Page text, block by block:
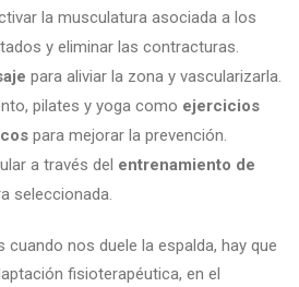
la musculatura asociada a los
y eliminar las contracturas.
para aliviar la zona y vascularizarla.
pilates y yoga como ejercicios
para mejorar la prevención.
a través del entrenamiento de
seleccionada.
nos duele la espalda, hay que
fisioterapéutica, en el